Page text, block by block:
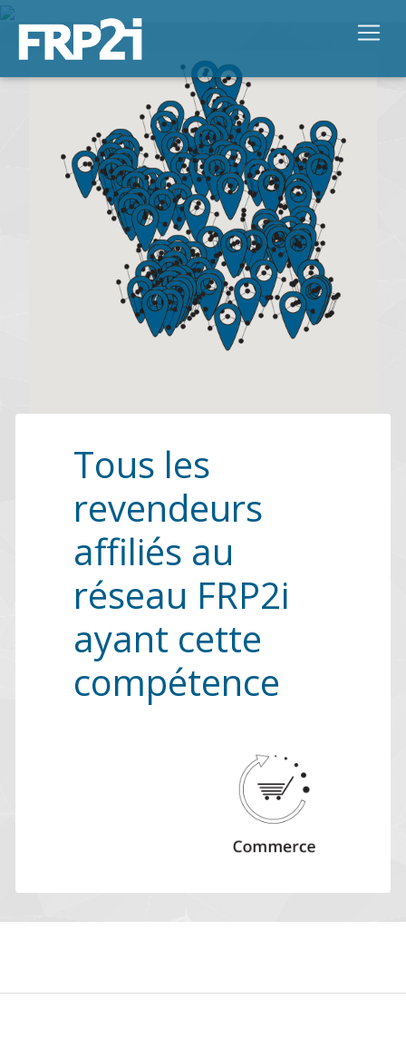
Tous les
revendeurs
affiliés au
réseau FRP2i
ayant cette
compétence